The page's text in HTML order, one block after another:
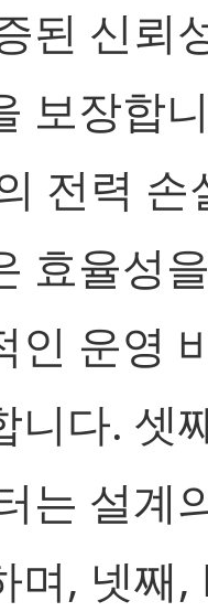
된 신뢰
보장합
전력 손
효율성
인 운영
니다. 셋
는 설계
며, 넷째,